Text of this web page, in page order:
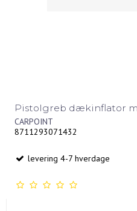
Pistolgreb dækinflator
CARPOINT
8711293071432
levering 4-7 hverdage